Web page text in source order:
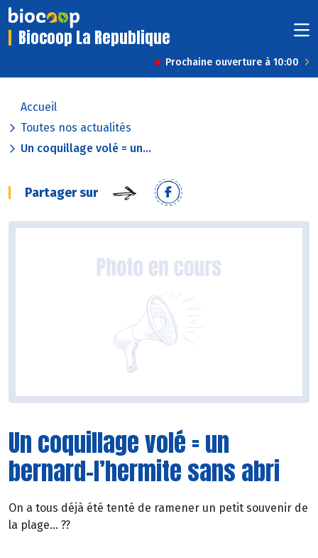
Biocoop La Republique
Prochaine ouverture à 10:00
Accueil
Toutes nos actualités
Un coquillage volé = un...
Partager sur
Un coquillage volé = un
bernard-l’hermite sans abri
On a tous déjà été tenté de ramener un petit souvenir de
la plage… ??